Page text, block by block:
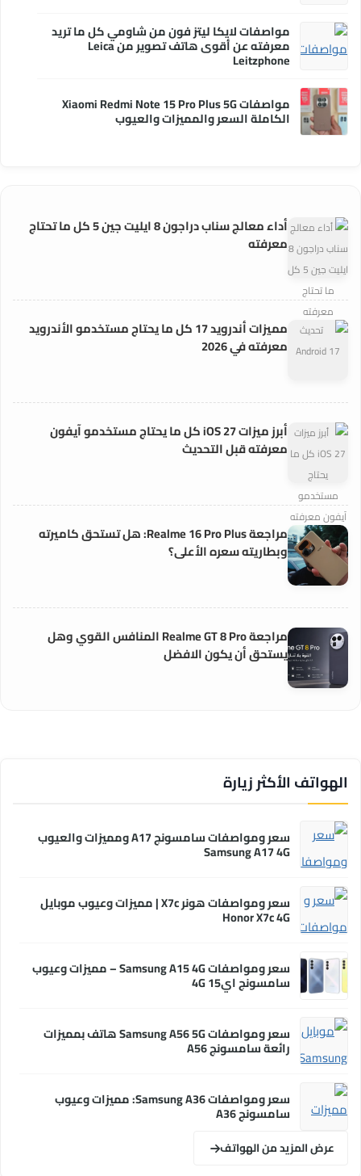
مواصفات لايكا ليتز فون من شاومي كل ما تريد
معرفته عن أقوى هاتف تصوير من Leica
Leitzphone
مواصفات Xiaomi Redmi Note 15 Pro Plus 5G
الكاملة السعر والمميزات والعيوب
أداء معالج سناب دراجون 8 ايليت جين 5 كل ما تحتاج
معرفته
مميزات أندرويد 17 كل ما يحتاج مستخدمو الأندرويد
معرفته في 2026
أبرز ميزات iOS 27 كل ما يحتاج مستخدمو آيفون
معرفته قبل التحديث
مراجعة Realme 16 Pro Plus: هل تستحق كاميرته
وبطاريته سعره الأعلى؟
مراجعة Realme GT 8 Pro المنافس القوي وهل
يستحق أن يكون الافضل
الهواتف الأكثر زيارة
سعر ومواصفات سامسونج A17 ومميزات والعيوب
Samsung A17 4G
سعر ومواصفات هونر X7c | مميزات وعيوب موبايل
Honor X7c 4G
سعر ومواصفات Samsung A15 4G – مميزات وعيوب
سامسونج اي15 4G
سعر ومواصفات Samsung A56 5G هاتف بمميزات
رائعة سامسونج A56
سعر ومواصفات Samsung A36: مميزات وعيوب
سامسونج A36
عرض المزيد من الهواتف